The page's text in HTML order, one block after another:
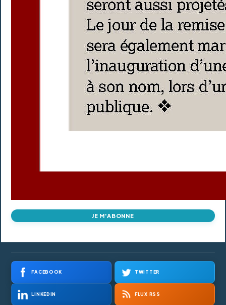
JE M'ABONNE
FACEBOOK TWITTER
LINKEDIN FLUX RSS